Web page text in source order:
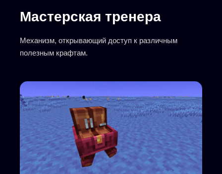
Мастерская тренера
Механизм, открывающий доступ к различным
полезным крафтам.